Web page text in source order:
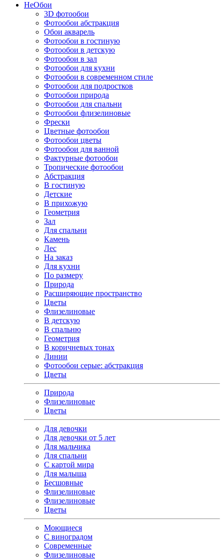
НеОбои
3D фотообои
Фотообои абстракция
Обои акварель
Фотообои в гостиную
Фотообои в детскую
Фотообои в зал
Фотообои для кухни
Фотообои в современном стиле
Фотообои для подростков
Фотообои природа
Фотообои для спальни
Фотообои флизелиновые
Фрески
Цветные фотообои
Фотообои цветы
Фотообои для ванной
Фактурные фотообои
Тропические фотообои
Абстракция
В гостиную
Детские
В прихожую
Геометрия
Зал
Для спальни
Камень
Лес
На заказ
Для кухни
По размеру
Природа
Расширяющие пространство
Цветы
Флизелиновые
В детскую
В спальню
Геометрия
В коричневых тонах
Линии
Фотообои серые: абстракция
Цветы
Природа
Флизелиновые
Цветы
Для девочки
Для девочки от 5 лет
Для мальчика
Для спальни
С картой мира
Для малыша
Бесшовные
Флизелиновые
Флизелиновые
Цветы
Моющиеся
С виноградом
Современные
Флизелиновые